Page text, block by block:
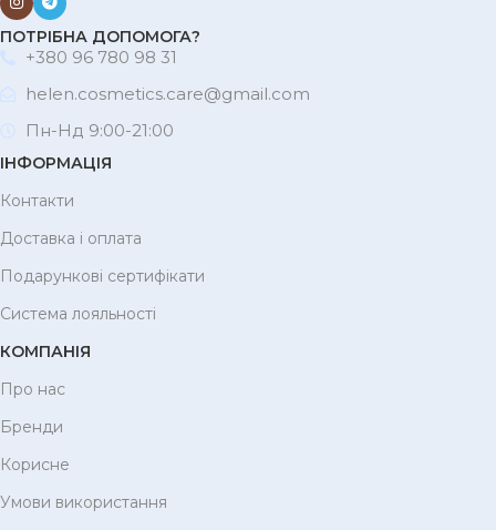
ПОТРІБНА ДОПОМОГА?
+380 96 780 98 31
helen.cosmetics.care@gmail.com
Пн-Нд 9:00-21:00
ІНФОРМАЦІЯ
Контакти
Доставка і оплата
Подарункові сертифікати
Система лояльності
КОМПАНІЯ
Про нас
Бренди
Корисне
Умови використання